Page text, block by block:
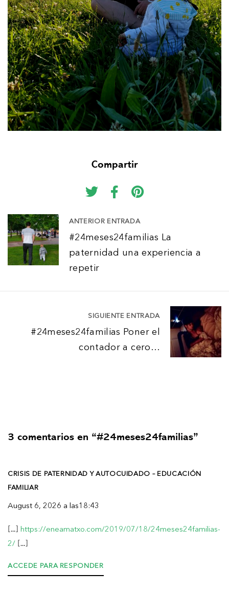
Compartir
N
a
v
g
e
r
a
ANTERIOR ENTRADA
#24meses24familias La
paternidad una experiencia a
repetir
SIGUIENTE ENTRADA
#24meses24familias Poner el
contador a cero…
3 comentarios en “#24meses24familias”
CRISIS DE PATERNIDAD Y AUTOCUIDADO – EDUCACIÓN
FAMILIAR
August 6, 2026 a las18:43
[…] https://eneamatxo.com/2019/07/18/24meses24familias-
2/ […]
ACCEDE PARA RESPONDER